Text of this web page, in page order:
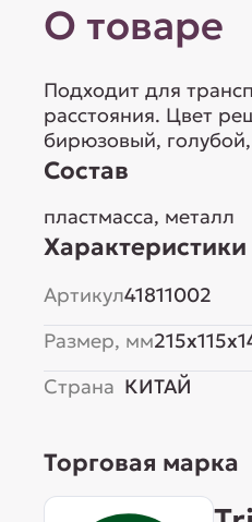
О товаре
Подходит для
расстояния. Цвет
бирюзовый,
Состав
пластмасса, металл
Характеристики
Артикул41811002
Размер, мм
Страна КИТАЙ
Торговая марка